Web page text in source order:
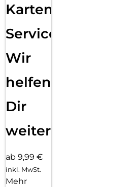
Karten
Service:
Wir
helfen
Dir
weiter
ab 9,99 €
inkl. MwSt.
Mehr